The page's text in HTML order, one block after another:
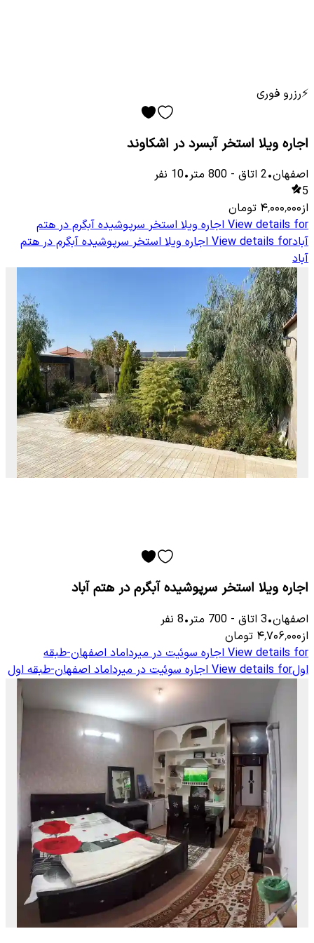
⚡رزرو فوری
اجاره ویلا استخر آبسرد در اشکاوند
اصفهان•
2 اتاق -
800 متر•
10 نفر
5
از۴٬۰۰۰٬۰۰۰ تومان
View details for اجاره ویلا استخر سرپوشیده آبگرم در هتم
آبادView details for اجاره ویلا استخر سرپوشیده آبگرم در هتم
آباد
اجاره ویلا استخر سرپوشیده آبگرم در هتم آباد
اصفهان•
3 اتاق -
700 متر•
8 نفر
از۴٬۷۰۶٬۰۰۰ تومان
View details for اجاره سوئیت در میرداماد اصفهان-طبقه
اولView details for اجاره سوئیت در میرداماد اصفهان-طبقه اول